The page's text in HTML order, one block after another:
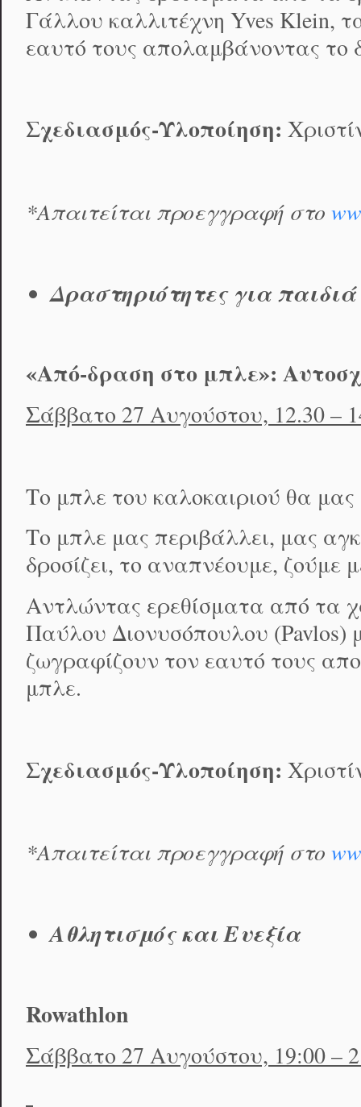
Γάλλου καλλιτέχνη Yves Klein,
εαυτό τους απολαμβάνοντας το
Σχεδιασμός-Υλοποίηση:
*Απαιτείται προεγγραφή στο
Δραστηριότητες για παιδιά
«Από-δραση στο μπλε»:
Σάββατο 27 Αυγούστου, 12.30 –
Το μπλε του καλοκαιριού θα μας
Το μπλε μας περιβάλλει, μας
δροσίζει, το αναπνέουμε, ζούμε
Αντλώντας ερεθίσματα από τα
Παύλου Διονυσόπουλου (Pavlos)
ζωγραφίζουν τον εαυτό τους
μπλε.
Σχεδιασμός-Υλοποίηση:
*Απαιτείται προεγγραφή στο
Αθλητισμός και Ευεξία
Rowathlon
Σάββατο 27 Αυγούστου, 19:00 –